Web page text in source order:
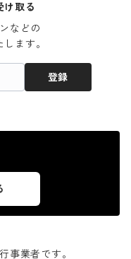
け取る
などの
ます。
登録
事業者です。